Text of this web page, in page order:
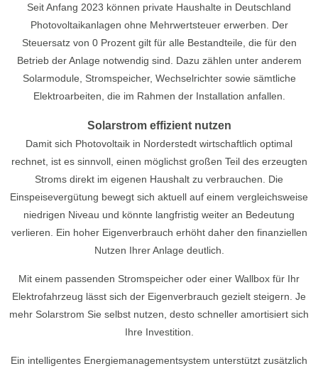
Seit Anfang 2023 können private Haushalte in Deutschland
Photovoltaikanlagen ohne Mehrwertsteuer erwerben. Der
Steuersatz von 0 Prozent gilt für alle Bestandteile, die für den
Betrieb der Anlage notwendig sind. Dazu zählen unter anderem
Solarmodule, Stromspeicher, Wechselrichter sowie sämtliche
Elektroarbeiten, die im Rahmen der Installation anfallen.
Solarstrom effizient nutzen
Damit sich Photovoltaik in Norderstedt wirtschaftlich optimal
rechnet, ist es sinnvoll, einen möglichst großen Teil des erzeugten
Stroms direkt im eigenen Haushalt zu verbrauchen. Die
Einspeisevergütung bewegt sich aktuell auf einem vergleichsweise
niedrigen Niveau und könnte langfristig weiter an Bedeutung
verlieren. Ein hoher Eigenverbrauch erhöht daher den finanziellen
Nutzen Ihrer Anlage deutlich.
Mit einem passenden Stromspeicher oder einer Wallbox für Ihr
Elektrofahrzeug lässt sich der Eigenverbrauch gezielt steigern. Je
mehr Solarstrom Sie selbst nutzen, desto schneller amortisiert sich
Ihre Investition.
Ein intelligentes Energiemanagementsystem unterstützt zusätzlich